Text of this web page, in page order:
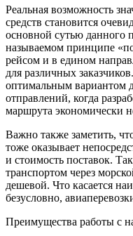
Реальная возможность
средств становится
основной сутью данного
называемом принципе
рейсом и в едином
для различных
оптимальным вариантом
отправлений, когда
маршрута экономически
Важно также заметить,
тоже оказывает
и стоимость поставок.
транспортом через
дешевой. Что касается
безусловно,
Преимущества работы с